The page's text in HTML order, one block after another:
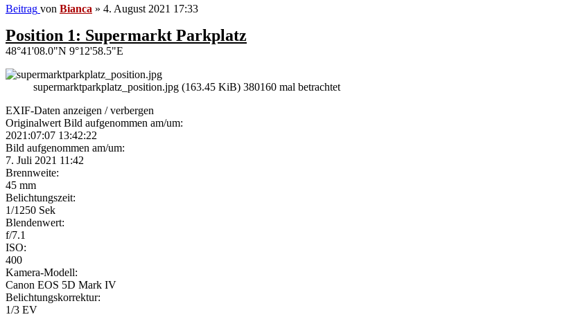
Beitrag von Bianca » 4. August 2021 17:33
Position 1: Supermarkt Parkplatz
48°41'08.0"N 9°12'58.5"E
supermarktparkplatz_position.jpg (163.45 KiB) 380160 mal betrachtet
EXIF-Daten anzeigen / verbergen
Originalwert Bild aufgenommen am/um:
2021:07:07 13:42:22
Bild aufgenommen am/um:
7. Juli 2021 11:42
Brennweite:
45 mm
Belichtungszeit:
1/1250 Sek
Blendenwert:
f/7.1
ISO:
400
Kamera-Modell:
Canon EOS 5D Mark IV
Belichtungskorrektur:
1/3 EV